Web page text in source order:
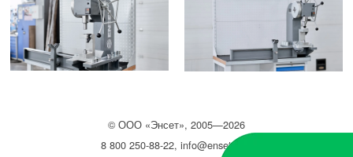
©ООО«Энсет», 2005—2026
8 800 250-88-22,info@enset.ru